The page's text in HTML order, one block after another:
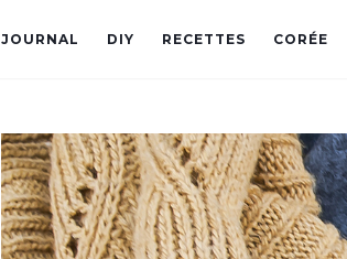
JOURNAL DIY RECETTES CORÉE